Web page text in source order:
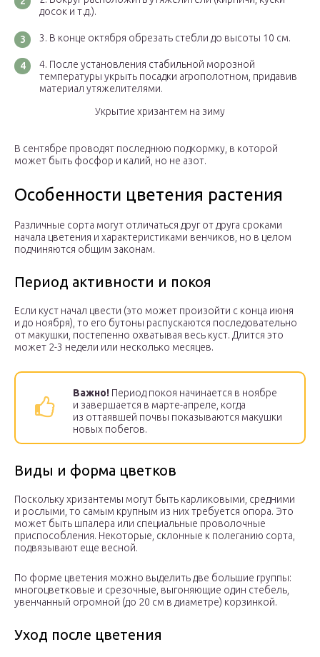
досок и т.д.).
В конце октября обрезать стебли до высоты 10 см.
После установления стабильной морозной
температуры укрыть посадки агрополотном, придавив
материал утяжелителями.
Укрытие хризантем на зиму
В сентябре проводят последнюю подкормку, в которой
может быть фосфор и калий, но не азот.
Особенности цветения растения
Различные сорта могут отличаться друг от друга сроками
начала цветения и характеристиками венчиков, но в целом
подчиняются общим законам.
Период активности и покоя
Если куст начал цвести (это может произойти с конца июня
и до ноября), то его бутоны распускаются последовательно
от макушки, постепенно охватывая весь куст. Длится это
может 2-3 недели или несколько месяцев.
Важно! Период покоя начинается в ноябре
и завершается в марте-апреле, когда
из оттаявшей почвы показываются макушки
новых побегов.
Виды и форма цветков
Поскольку хризантемы могут быть карликовыми, средними
и рослыми, то самым крупным из них требуется опора. Это
может быть шпалера или специальные проволочные
приспособления. Некоторые, склонные к полеганию сорта,
подвязывают еще весной.
По форме цветения можно выделить две большие группы:
многоцветковые и срезочные, выгоняющие один стебель,
увенчанный огромной (до 20 см в диаметре) корзинкой.
Уход после цветения